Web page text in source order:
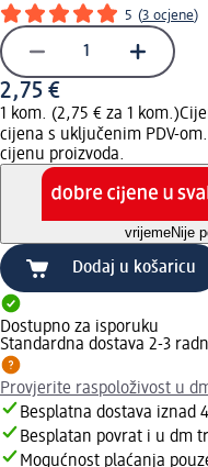
5 (3 ocjene)
2,75 €
1 kom. (2,75 € za 1 kom.)
cijena s uključenim PDV-om.
cijenu proizvoda.
vrijemeNije
Dodaj u košaricu
Dostupno za isporuku
Standardna dostava 2-3
Provjerite raspoloživost u
Besplatna dostava iznad
Besplatan povrat i u dm
Mogućnost plaćanja